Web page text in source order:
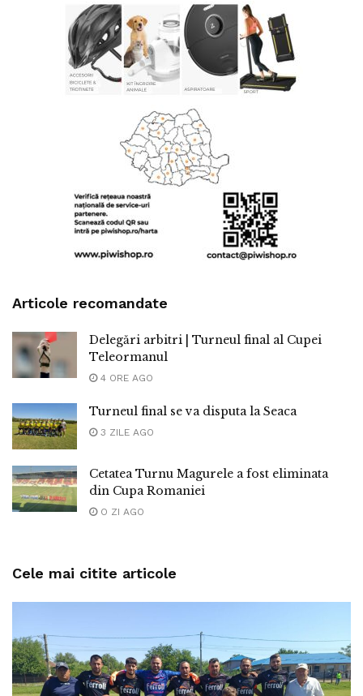
Articole recomandate
Delegări arbitri | Turneul final al Cupei
Teleormanul
4 ORE AGO
Turneul final se va disputa la Seaca
3 ZILE AGO
Cetatea Turnu Magurele a fost eliminata
din Cupa Romaniei
O ZI AGO
Cele mai citite articole